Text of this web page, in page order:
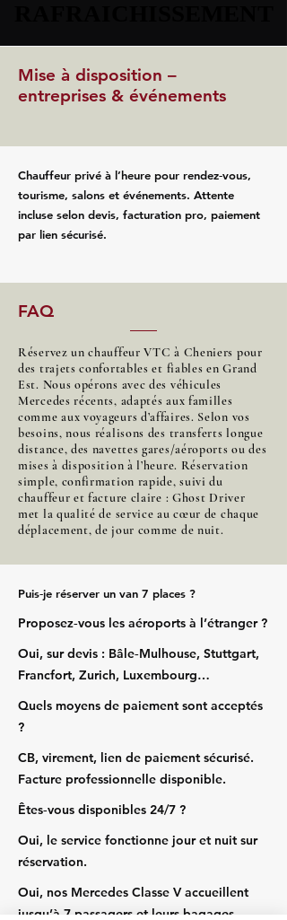
Mise à disposition –
entreprises & événements
Chauffeur privé à l’heure pour rendez‑vous,
tourisme, salons et événements. Attente
incluse selon devis, facturation pro, paiement
par lien sécurisé.
FAQ
Réservez un chauffeur VTC à Cheniers pour
des trajets confortables et fiables en Grand
Est. Nous opérons avec des véhicules
Mercedes récents, adaptés aux familles
comme aux voyageurs d’affaires. Selon vos
besoins, nous réalisons des transferts longue
distance, des navettes gares/aéroports ou des
mises à disposition à l’heure. Réservation
simple, confirmation rapide, suivi du
chauffeur et facture claire : Ghost Driver
met la qualité de service au cœur de chaque
déplacement, de jour comme de nuit.
Puis‑je réserver un van 7 places ?
Proposez‑vous les aéroports à l’étranger ?
Oui, sur devis : Bâle‑Mulhouse, Stuttgart,
Francfort, Zurich, Luxembourg…
Quels moyens de paiement sont acceptés
?
CB, virement, lien de paiement sécurisé.
Facture professionnelle disponible.
Êtes‑vous disponibles 24/7 ?
Oui, le service fonctionne jour et nuit sur
réservation.
Oui, nos Mercedes Classe V accueillent
jusqu’à 7 passagers et leurs bagages.